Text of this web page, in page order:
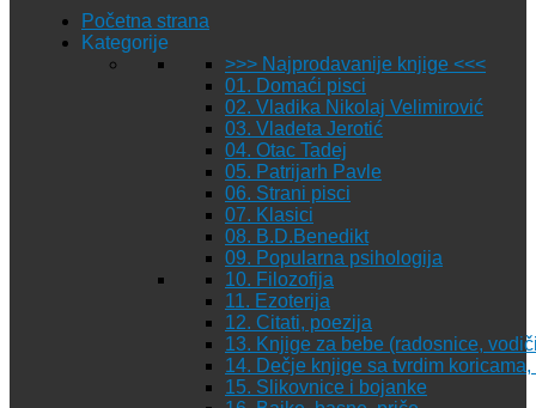
Početna strana
Kategorije
>>> Najprodavanije knjige <<<
01. Domaći pisci
02. Vladika Nikolaj Velimirović
03. Vladeta Jerotić
04. Otac Tadej
05. Patrijarh Pavle
06. Strani pisci
07. Klasici
08. B.D.Benedikt
09. Popularna psihologija
10. Filozofija
11. Ezoterija
12. Citati, poezija
13. Knjige za bebe (radosnice,
14. Dečje knjige sa tvrdim
15. Slikovnice i bojanke